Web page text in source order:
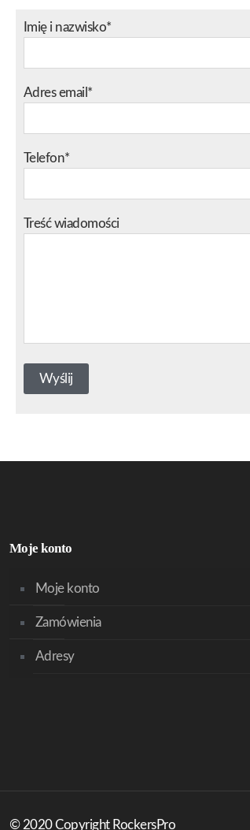
Imię i nazwisko*
Adres email*
Telefon*
Treść wiadomości
Moje konto
Moje konto
Zamówienia
Adresy
© 2020 Copyright RockersPro